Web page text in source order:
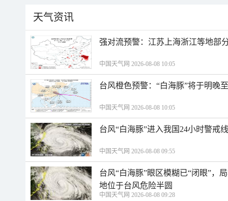
天气资讯
强对流预警：江苏上海浙江等地部
中国天气网 2026-08-08 10:05
台风橙色预警：“白海豚”将于明晚
中国天气网 2026-08-08 10:05
台风“白海豚”进入我国24小时警戒
中国天气网 2026-08-08 09:55
台风“白海豚”眼区模糊已“闭眼”，
地位于台风危险半圆
中国天气网 2026-08-08 09:28